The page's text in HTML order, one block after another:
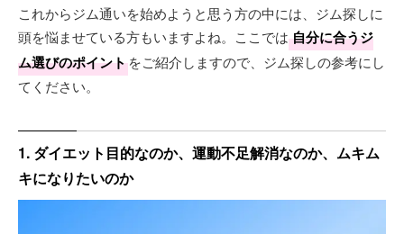
これからジム通いを始めようと思う方の中には、ジム探しに
頭を悩ませている方もいますよね。ここでは 自分に合うジ
ム選びのポイントをご紹介しますので、ジム探しの参考にし
てください。
1. ダイエット目的なのか、運動不足解消なのか、ムキム
キになりたいのか